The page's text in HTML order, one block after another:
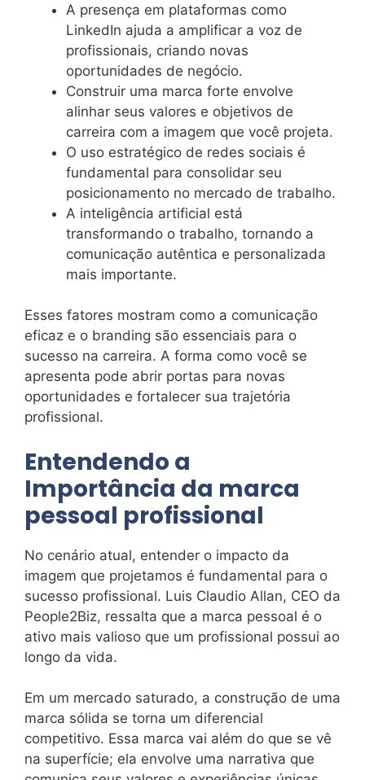
A presença em plataformas como
LinkedIn ajuda a amplificar a voz de
profissionais, criando novas
oportunidades de negócio.
Construir uma marca forte envolve
alinhar seus valores e objetivos de
carreira com a imagem que você projeta.
O uso estratégico de redes sociais é
fundamental para consolidar seu
posicionamento no mercado de trabalho.
A inteligência artificial está
transformando o trabalho, tornando a
comunicação autêntica e personalizada
mais importante.
Esses fatores mostram como a comunicação
eficaz e o branding são essenciais para o
sucesso na carreira. A forma como você se
apresenta pode abrir portas para novas
oportunidades e fortalecer sua trajetória
profissional.
Entendendo a
Importância da marca
pessoal profissional
No cenário atual, entender o impacto da
imagem que projetamos é fundamental para o
sucesso profissional. Luis Claudio Allan, CEO da
People2Biz, ressalta que a marca pessoal é o
ativo mais valioso que um profissional possui ao
longo da vida.
Em um mercado saturado, a construção de uma
marca sólida se torna um diferencial
competitivo. Essa marca vai além do que se vê
na superfície; ela envolve uma narrativa que